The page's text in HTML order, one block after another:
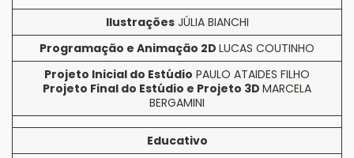
IlustraçõesJÚLIA BIANCHI
Programação e Animação 2D LUCAS COUTINHO
Projeto Inicial do Estúdio PAULO ATAIDES FILHO
Projeto Final do Estúdio e Projeto 3D MARCELA
BERGAMINI
Educativo